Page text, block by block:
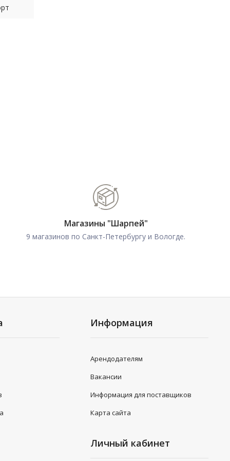
Магазины "Шарпей"
9 магазинов по Санкт-Петербургу и Вологде.
Информация
Арендодателям
Вакансии
Информация для поставщиков
Карта сайта
Личный кабинет